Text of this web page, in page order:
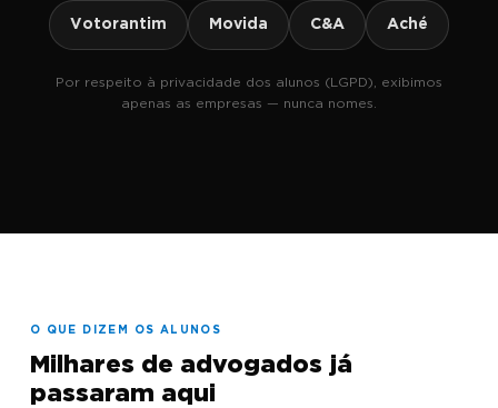
Votorantim Movida C&A Aché
Por respeito à privacidade dos alunos (LGPD), exibimos
apenas as empresas — nunca nomes.
O QUE DIZEM OS ALUNOS
Milhares de advogados já
passaram aqui